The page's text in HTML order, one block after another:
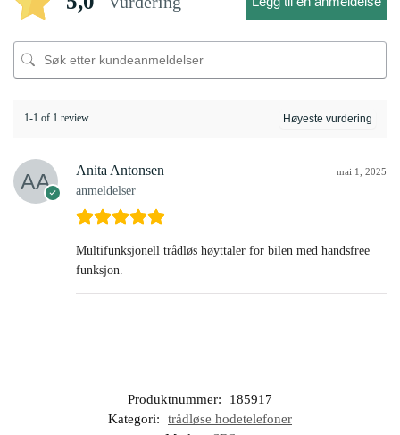
1-1 of 1 review
Anita Antonsen
anmeldelser
mai 1, 2025
Multifunksjonell trådløs høyttaler for bilen med handsfree
funksjon.
Produktnummer:
185917
Kategori:
trådløse hodetelefoner